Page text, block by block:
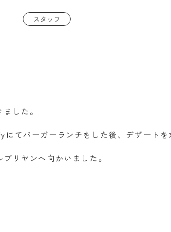
スタッフ
した。
てバーガーランチをした後、デザートを
リヤンへ向かいました。